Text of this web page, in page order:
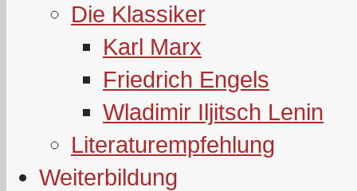
Die Klassiker
Karl Marx
Friedrich Engels
Wladimir Iljitsch Lenin
Literaturempfehlung
Weiterbildung